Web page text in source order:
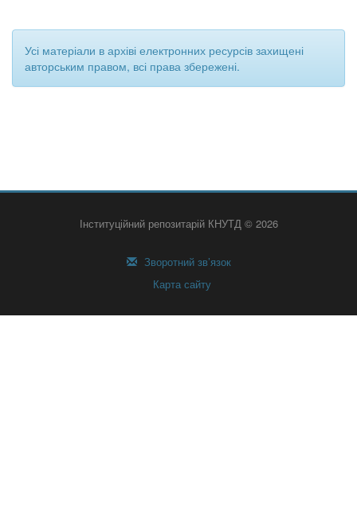
Усі матеріали в архіві електронних ресурсів захищені
авторським правом, всі права збережені.
Інституційний репозитарій КНУТД © 2026
Зворотний зв’язок
Карта сайту